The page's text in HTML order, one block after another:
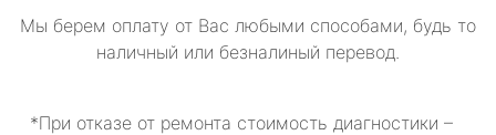
Мы берем оплату от Вас любыми способами, будь то
наличный или безналиный перевод.
*При отказе от ремонта стоимость диагностики –